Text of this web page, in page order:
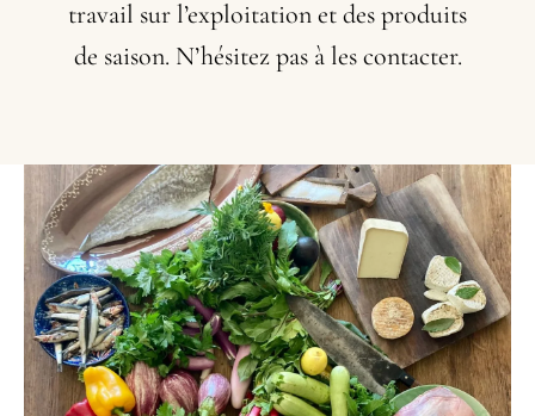
travail surl’exploitationetdesproduits
de saison. N’hésitez pas à les contacter.